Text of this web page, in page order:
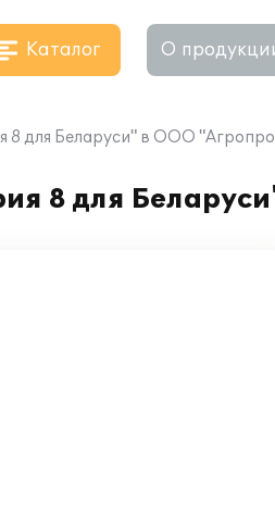
Каталог О
8 для Беларуси" в ООО
8 для